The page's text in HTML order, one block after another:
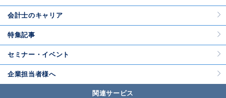
会計士のキャリア
特集記事
セミナー・イベント
企業担当者様へ
関連サービス